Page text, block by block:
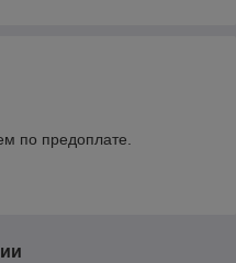
по предоплате.